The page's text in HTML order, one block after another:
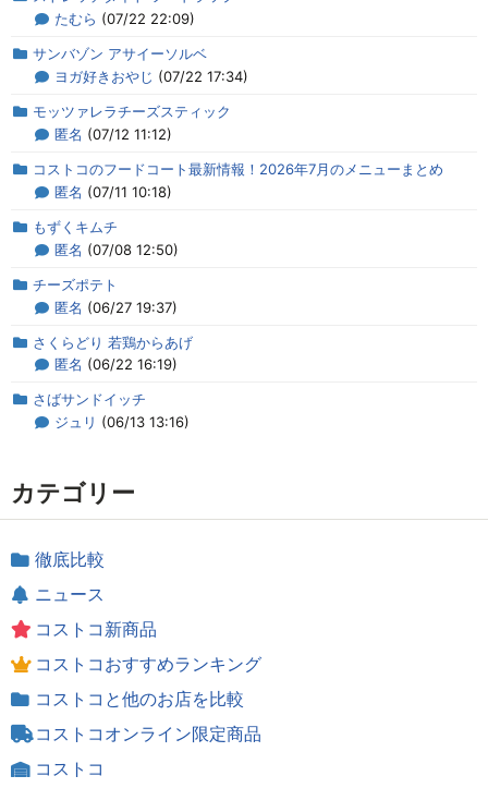
たむら (07/22 22:09)
サンバゾン アサイーソルベ
ヨガ好きおやじ (07/22 17:34)
モッツァレラチーズスティック
匿名 (07/12 11:12)
コストコのフードコート最新情報！2026年7月のメニューまとめ
匿名 (07/11 10:18)
もずくキムチ
匿名 (07/08 12:50)
チーズポテト
匿名 (06/27 19:37)
さくらどり 若鶏からあげ
匿名 (06/22 16:19)
さばサンドイッチ
ジュリ (06/13 13:16)
カテゴリー
徹底比較
ニュース
コストコ新商品
コストコおすすめランキング
コストコと他のお店を比較
コストコオンライン限定商品
コストコ